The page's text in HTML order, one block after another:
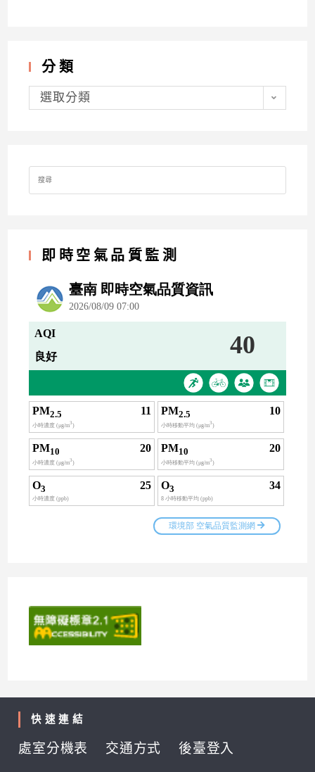
分類
分
類選取分類
Search
for:
即時空氣品質監測
快速連結
處室分機表 交通方式 後臺登入